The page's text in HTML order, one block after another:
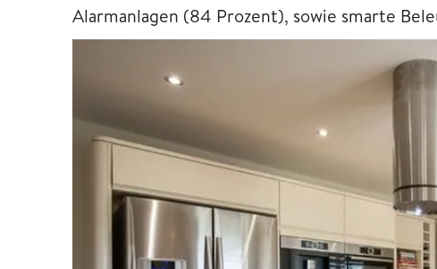
Alarmanlagen (84 Prozent), sowie smarte